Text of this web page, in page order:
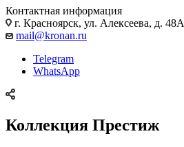
Контактная информация
г. Красноярск, ул. Алексеева, д. 48А
mail@kronan.ru
Telegram
WhatsApp
Коллекция Престиж